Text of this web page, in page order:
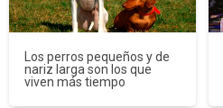
Los perros pequeños y de
nariz larga son los que
viven más tiempo